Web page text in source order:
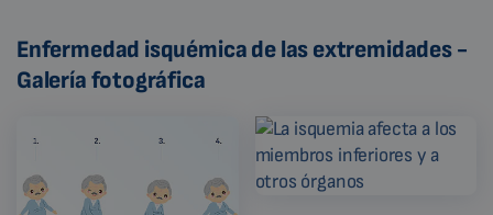
Enfermedad isquémica de las extremidades -
Galería fotográfica